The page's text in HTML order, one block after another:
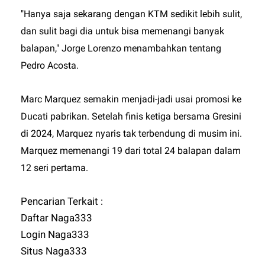
"Hanya saja sekarang dengan KTM sedikit lebih sulit,
dan sulit bagi dia untuk bisa memenangi banyak
balapan," Jorge Lorenzo menambahkan tentang
Pedro Acosta.
Marc Marquez semakin menjadi-jadi usai promosi ke
Ducati pabrikan. Setelah finis ketiga bersama Gresini
di 2024, Marquez nyaris tak terbendung di musim ini.
Marquez memenangi 19 dari total 24 balapan dalam
12 seri pertama.
Pencarian Terkait :
Daftar Naga333
Login Naga333
Situs Naga333